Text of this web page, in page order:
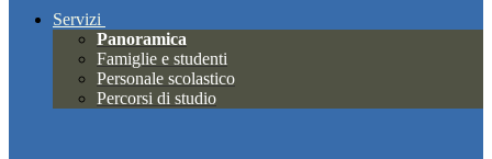
Servizi
Panoramica
Famiglie e studenti
Personale scolastico
Percorsi di studio